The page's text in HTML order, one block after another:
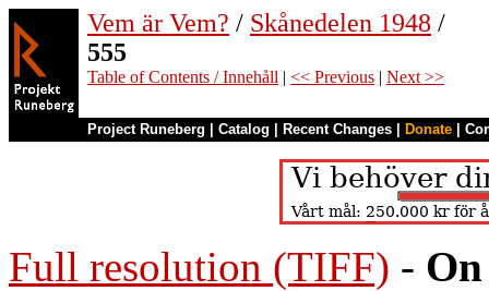
Vem är Vem? / Skånedelen 1948 /
555
Table of Contents / Innehåll | << Previous | Next >>
Project Runeberg Catalog Recent Changes Donate
Full resolution (TIFF) -